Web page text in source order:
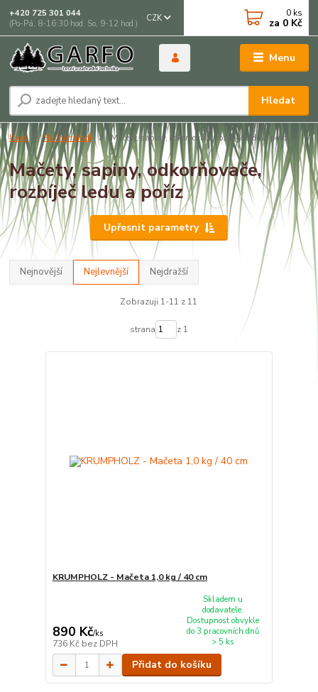
Menu
CZK
Hledat
+420 725 301 044
(Po-Pá, 8-16:30 hod. So, 9-12 hod.)
0 ks
za 0 Kč
Úvod Ruční nářadí Mačety, sapiny, odkorňovače, rozbíječ ledu a poříz
Mačety, sapiny, odkorňovače,
rozbíječ ledu a poříz
Upřesnit parametry
Nejnovější Nejlevnější Nejdražší
Zobrazuji 1-11 z 11
strana z 1
KRUMPHOLZ - Mačeta 1,0 kg / 40 cm
890 Kč/ks
736 Kč bez DPH
Skladem u
dodavatele.
Dostupnost obvykle
do 3 pracovních dnů
> 5 ks
Přidat do košíku